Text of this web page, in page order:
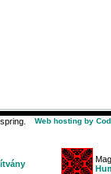
Web hosting by